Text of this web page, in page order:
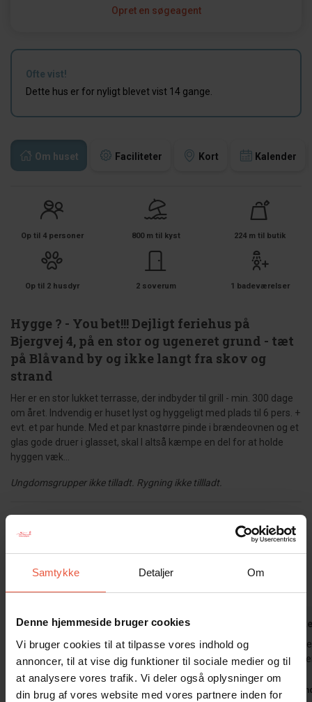
Samtykke Detaljer Om
Denne hjemmeside bruger cookies
Vi bruger cookies til at tilpasse vores indhold og
annoncer, til at vise dig funktioner til sociale medier og til
at analysere vores trafik. Vi deler også oplysninger om
din brug af vores website med vores partnere inden for
Om huset Faciliteter Kort Kalender
Op til 4 personer 800 m til kyst 224 m til butik
Op til 2 husdyr 2 soverum 1 badeværelser
Hygge ? - You bet!!! Dejligt feriehus på
Bjergvej 4, på en stor og ugeneret grund - tæt
på Blåvand by og ikke langt fra skov og
strand
Her er en stor lukket terrasse, der indbyder til grill - min. 300 dage
om året. Indvendig er huset lyst og hyggeligt med plads til 6 pers. +
evt. et par hunde. Med et par knastørre pinde i brændeovnen og et
glas gode druer i glasset, skal I altså kæmpe en del for at holde
hyggen væk...
Ungdomsgrupper ikke tilladt. Rygning ikke tillladt.
Silke Ernst
jun 2026
Vi har booket huset flere gange før og har
også booket det i 4 uger næste år.
Tyskland
Oversat via AI -
Vis original
kommentar
Sylke
Målløse!
Opret en søgeagent
Ofte vist!
Dette hus er for nyligt blevet vist 14 gange.